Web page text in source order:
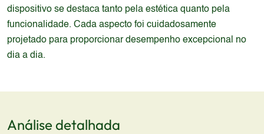
dispositivo se destaca tanto pela estética quanto pela
funcionalidade. Cada aspecto foi cuidadosamente
projetado para proporcionar desempenho excepcional no
dia a dia.
Análise detalhada